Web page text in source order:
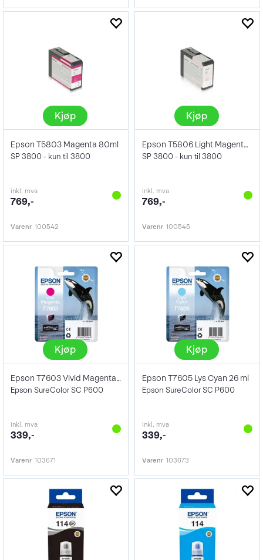
Kjøp
Epson T5803 Magenta 80ml
SP 3800 - kun til 3800
inkl. mva
769,-
Varenr 100542
Kjøp
Epson T5806 Light Magenta 80ml
SP 3800 - kun til 3800
inkl. mva
769,-
Varenr 100545
Kjøp
Epson T7603 Vivid Magenta 26 ml
Epson SureColor SC P600
inkl. mva
339,-
Varenr 103671
Kjøp
Epson T7605 Lys Cyan 26 ml
Epson SureColor SC P600
inkl. mva
339,-
Varenr 103673